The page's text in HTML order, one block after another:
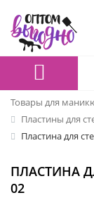
Товары для
Пластины для
Пластина для
ПЛАСТИНА
02